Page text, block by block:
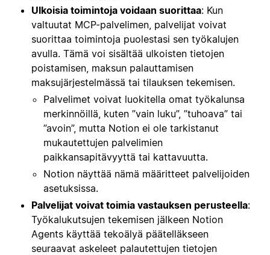
Ulkoisia toimintoja voidaan suorittaa: Kun
valtuutat MCP-palvelimen, palvelijat voivat
suorittaa toimintoja puolestasi sen työkalujen
avulla. Tämä voi sisältää ulkoisten tietojen
poistamisen, maksun palauttamisen
maksujärjestelmässä tai tilauksen tekemisen.
Palvelimet voivat luokitella omat työkalunsa
merkinnöillä, kuten ”vain luku”, ”tuhoava” tai
”avoin”, mutta Notion ei ole tarkistanut
mukautettujen palvelimien
paikkansapitävyyttä tai kattavuutta.
Notion näyttää nämä määritteet palvelijoiden
asetuksissa.
Palvelijat voivat toimia vastauksen perusteella:
Työkalukutsujen tekemisen jälkeen Notion
Agents käyttää tekoälyä päätelläkseen
seuraavat askeleet palautettujen tietojen